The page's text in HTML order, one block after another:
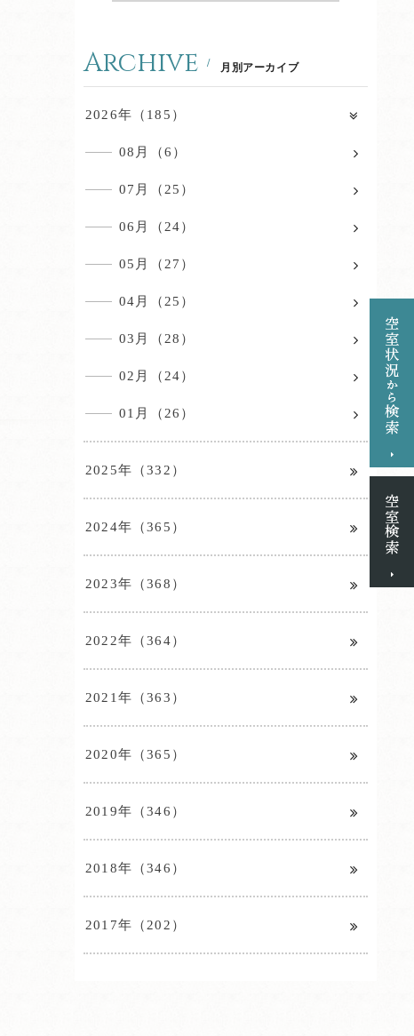
Archive 月別アーカイブ
2026年（185）
08月（6）
07月（25）
06月（24）
05月（27）
04月（25）
03月（28）
02月（24）
01月（26）
2025年（332）
2024年（365）
2023年（368）
2022年（364）
2021年（363）
2020年（365）
2019年（346）
2018年（346）
2017年（202）